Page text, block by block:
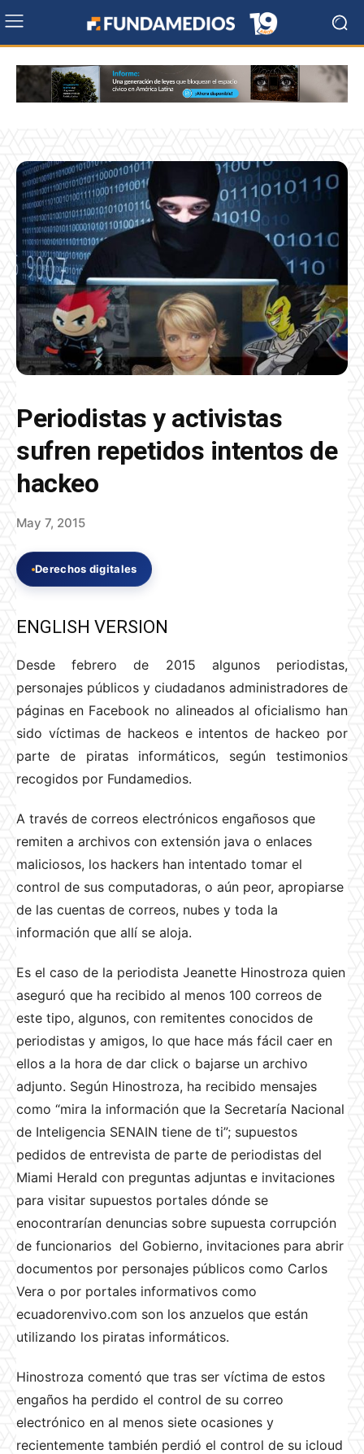
Periodistas y activistas
sufren repetidos intentos de
hackeo
May 7, 2015
Derechos digitales
ENGLISH VERSION
Desde febrero de 2015 algunos periodistas,
personajes públicos y ciudadanos administradores de
páginas en Facebook no alineados al oficialismo han
sido víctimas de hackeos e intentos de hackeo por
parte de piratas informáticos, según testimonios
recogidos por Fundamedios.
A través de correos electrónicos engañosos que
remiten a archivos con extensión java o enlaces
maliciosos, los hackers han intentado tomar el
control de sus computadoras, o aún peor, apropiarse
de las cuentas de correos, nubes y toda la
información que allí se aloja.
Es el caso de la periodista Jeanette Hinostroza quien
aseguró que ha recibido al menos 100 correos de
este tipo, algunos, con remitentes conocidos de
periodistas y amigos, lo que hace más fácil caer en
ellos a la hora de dar click o bajarse un archivo
adjunto. Según Hinostroza, ha recibido mensajes
como “mira la información que la Secretaría Nacional
de Inteligencia SENAIN tiene de ti”; supuestos
pedidos de entrevista de parte de periodistas del
Miami Herald con preguntas adjuntas e invitaciones
para visitar supuestos portales dónde se
enocontrarían denuncias sobre supuesta corrupción
de funcionarios del Gobierno, invitaciones para abrir
documentos por personajes públicos como Carlos
Vera o por portales informativos como
ecuadorenvivo.com son los anzuelos que están
utilizando los piratas informáticos.
Hinostroza comentó que tras ser víctima de estos
engaños ha perdido el control de su correo
electrónico en al menos siete ocasiones y
recientemente también perdió el control de su icloud